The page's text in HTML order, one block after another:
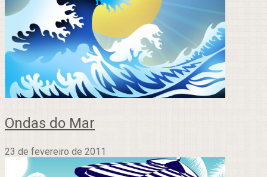
Ondas do Mar
23 de fevereiro de 2011